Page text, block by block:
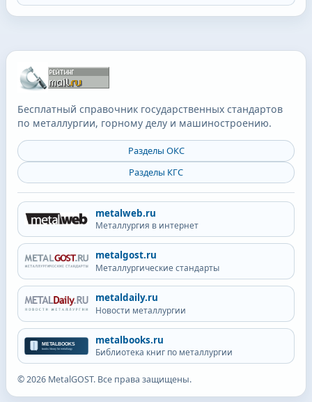
Бесплатный справочник государственных стандартов
по металлургии, горному делу и машиностроению.
Разделы ОКС
Разделы КГС
metalweb.ru
Металлургия в интернет
metalgost.ru
Металлургические стандарты
metaldaily.ru
Новости металлургии
metalbooks.ru
Библиотека книг по металлургии
©2026 MetalGOST. Все права защищены.